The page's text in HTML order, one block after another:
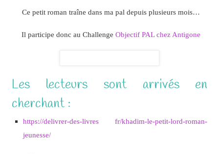
Ce petit roman traîne dans ma pal depuis plusieurs mois…
Il participe donc au Challenge Objectif PAL chez Antigone
Les lecteurs sont arrivés en
cherchant :
https://delivrer-des-livres fr/khadim-le-petit-lord-roman-
jeunesse/